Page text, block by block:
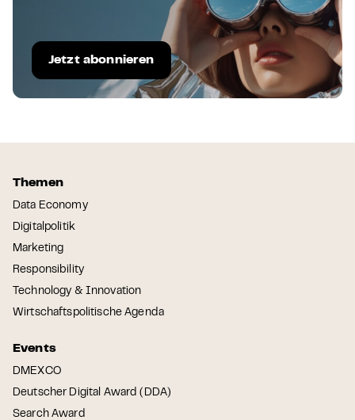
Jetzt abonnieren
Themen
Data Economy
Digitalpolitik
Marketing
Responsibility
Technology & Innovation
Wirtschaftspolitische Agenda
Events
DMEXCO
Deutscher Digital Award (DDA)
Search Award